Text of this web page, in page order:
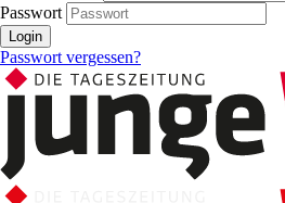
Passwort
Login
Passwort vergessen?